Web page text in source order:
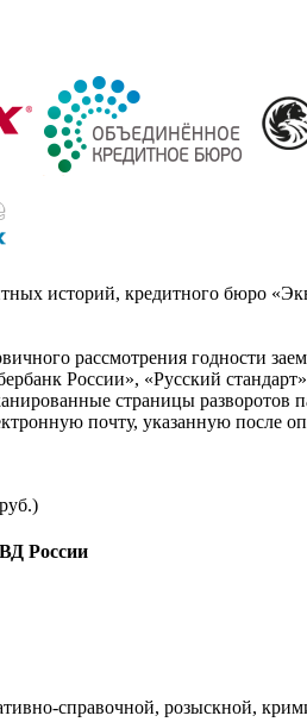
историй, кредитного бюро
рассмотрения годности
России», «Русский
страницы разворотов
почту, указанную после
России
справочной, розыскной,